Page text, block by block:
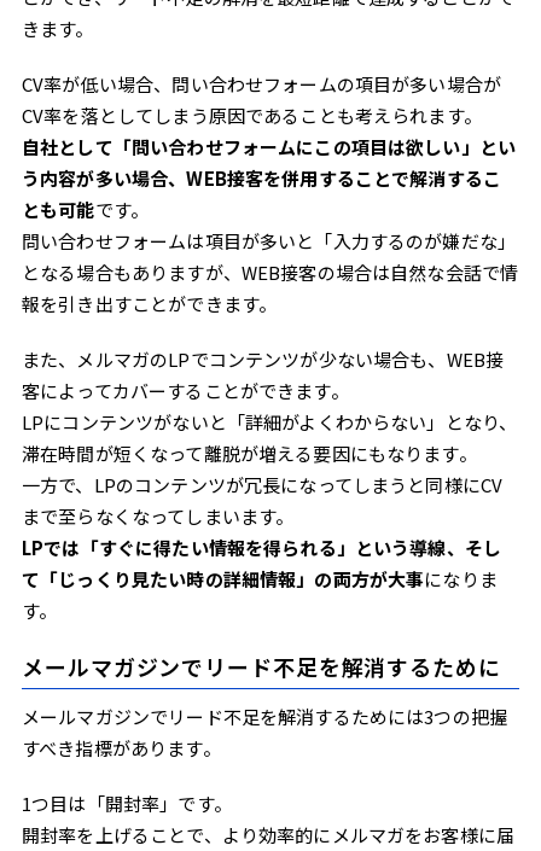
きます。
CV率が低い場合、問い合わせフォームの項目が多い場合が
CV率を落としてしまう原因であることも考えられます。
自社として「問い合わせフォームにこの項目は欲しい」とい
う内容が多い場合、WEB接客を併用することで解消するこ
とも可能です。
問い合わせフォームは項目が多いと「入力するのが嫌だな」
となる場合もありますが、WEB接客の場合は自然な会話で情
報を引き出すことができます。
また、メルマガのLPでコンテンツが少ない場合も、WEB接
客によってカバーすることができます。
LPにコンテンツがないと「詳細がよくわからない」となり、
滞在時間が短くなって離脱が増える要因にもなります。
一方で、LPのコンテンツが冗長になってしまうと同様にCV
まで至らなくなってしまいます。
LPでは「すぐに得たい情報を得られる」という導線、そし
て「じっくり見たい時の詳細情報」の両方が大事になりま
す。
メールマガジンでリード不足を解消するために
メールマガジンでリード不足を解消するためには3つの把握
すべき指標があります。
1つ目は「開封率」です。
開封率を上げることで、より効率的にメルマガをお客様に届